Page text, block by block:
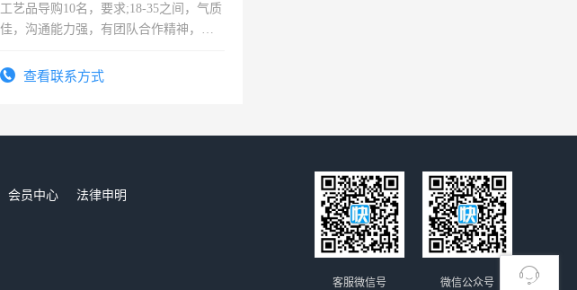
工艺品导购10名，要求;18-35之间，气质
佳，沟通能力强，有团队合作精神，有
查看联系方式
会员中心
法律申明
微信公众号
客服微信号